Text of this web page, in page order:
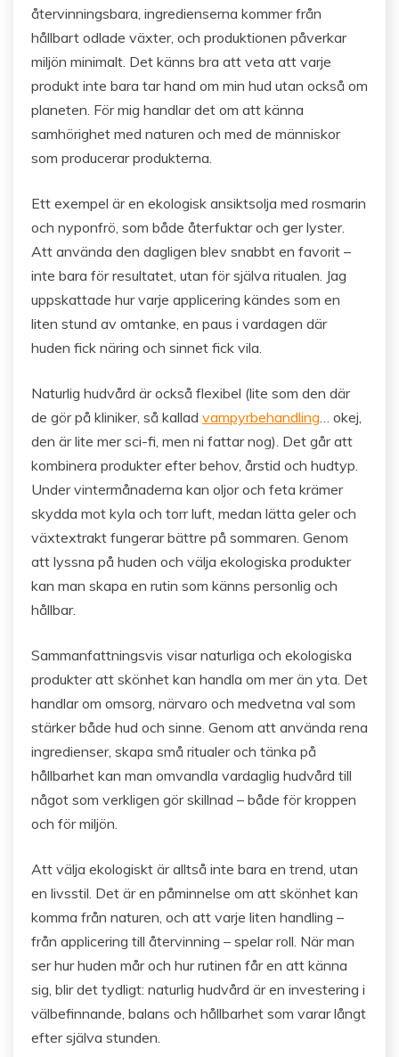
återvinningsbara, ingredienserna kommer från
hållbart odlade växter, och produktionen påverkar
miljön minimalt. Det känns bra att veta att varje
produkt inte bara tar hand om min hud utan också om
planeten. För mig handlar det om att känna
samhörighet med naturen och med de människor
som producerar produkterna.
Ett exempel är en ekologisk ansiktsolja med rosmarin
och nyponfrö, som både återfuktar och ger lyster.
Att använda den dagligen blev snabbt en favorit –
inte bara för resultatet, utan för själva ritualen. Jag
uppskattade hur varje applicering kändes som en
liten stund av omtanke, en paus i vardagen där
huden fick näring och sinnet fick vila.
Naturlig hudvård är också flexibel (lite som den där
de gör på kliniker, så kallad vampyrbehandling… okej,
den är lite mer sci-fi, men ni fattar nog). Det går att
kombinera produkter efter behov, årstid och hudtyp.
Under vintermånaderna kan oljor och feta krämer
skydda mot kyla och torr luft, medan lätta geler och
växtextrakt fungerar bättre på sommaren. Genom
att lyssna på huden och välja ekologiska produkter
kan man skapa en rutin som känns personlig och
hållbar.
Sammanfattningsvis visar naturliga och ekologiska
produkter att skönhet kan handla om mer än yta. Det
handlar om omsorg, närvaro och medvetna val som
stärker både hud och sinne. Genom att använda rena
ingredienser, skapa små ritualer och tänka på
hållbarhet kan man omvandla vardaglig hudvård till
något som verkligen gör skillnad – både för kroppen
och för miljön.
Att välja ekologiskt är alltså inte bara en trend, utan
en livsstil. Det är en påminnelse om att skönhet kan
komma från naturen, och att varje liten handling –
från applicering till återvinning – spelar roll. När man
ser hur huden mår och hur rutinen får en att känna
sig, blir det tydligt: naturlig hudvård är en investering i
välbefinnande, balans och hållbarhet som varar långt
efter själva stunden.